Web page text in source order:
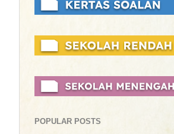
POPULAR POSTS